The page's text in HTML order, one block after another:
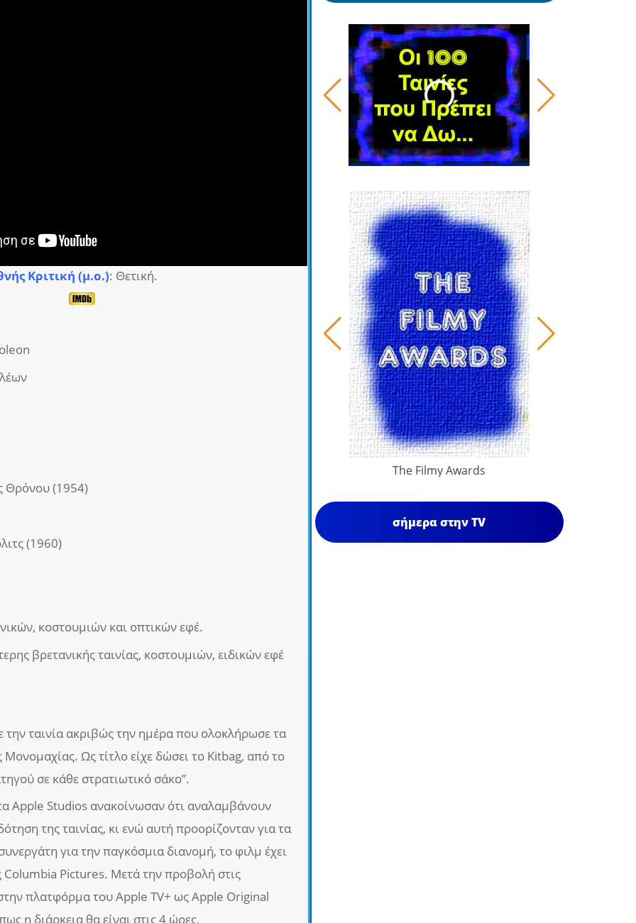
Κριτική (μ.ο.): Θετική.
Θρόνου (1954)
(1960)
κοστουμιών και οπτικών εφέ.
βρετανικής ταινίας, κοστουμιών, ειδικών εφέ
ταινία ακριβώς την ημέρα που ολοκλήρωσε τα
Μονομαχίας. Ως τίτλο είχε δώσει το Kitbag, από το
σε κάθε στρατιωτικό σάκο”.
Apple Studios ανακοίνωσαν ότι αναλαμβάνουν
της ταινίας, κι ενώ αυτή προορίζονταν για τα
για την παγκόσμια διανομή, το φιλμ έχει
Pictures. Μετά την προβολή στις
πλατφόρμα του Apple TV+ ως Apple Original
η διάρκεια θα είναι στις 4 ώρες.
The Filmy Awards
σήμερα στην TV